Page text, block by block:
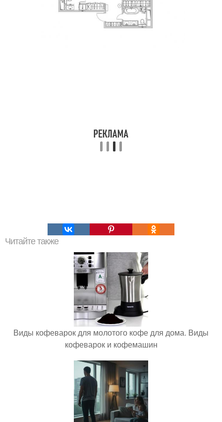
Читайте также
Виды кофеварок для молотого кофе для дома. Виды
кофеварок и кофемашин